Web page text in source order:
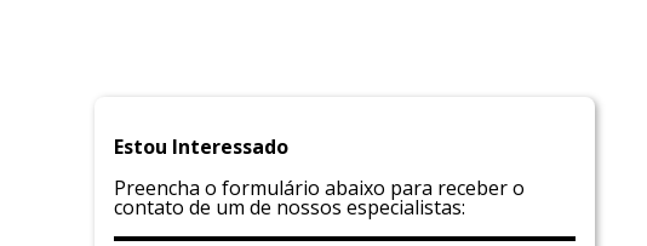
Estou Interessado
Preencha o formulário abaixo para receber o
contato de um de nossos especialistas: